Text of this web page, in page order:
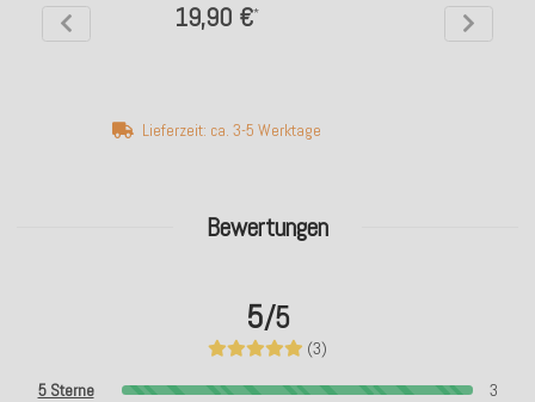
Bewertungen
5/5
(3)
5 Sterne
3
19,90 €*
Lieferzeit: ca. 3-5 Werktage